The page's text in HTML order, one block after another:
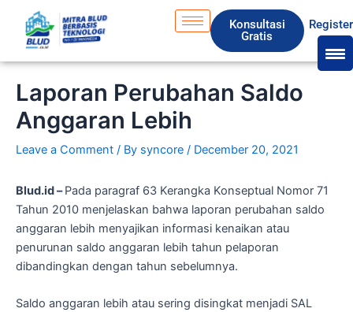
content
Konsultasi
Gratis
Register
Laporan Perubahan Saldo
Anggaran Lebih
Leave a Comment / By syncore / December 20, 2021
Blud.id –Pada paragraf 63 Kerangka Konseptual Nomor 71
Tahun 2010 menjelaskan bahwa laporan perubahan saldo
anggaran lebih menyajikan informasi kenaikan atau
penurunan saldo anggaran lebih tahun pelaporan
dibandingkan dengan tahun sebelumnya.
Saldo anggaran lebih atau sering disingkat menjadi SAL
c
h